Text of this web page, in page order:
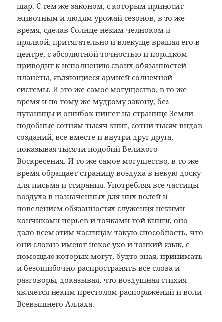
шар. С тем же законом, с которым приносит
животным и людям урожай сезонов, в то же
время, сделав Солнце неким челноком и
прялкой, притягательно и влекуще вращая его в
центре, с абсолютной точностью и порядком
приводит к исполнению своих обязанностей
планеты, являющиеся армией солнечной
системы. И это же самое могущество, в то же
время и по тому же мудрому закону, без
путаницы и ошибок пишет на странице Земли
подобные сотням тысяч книг, сотни тысяч видов
созданий, все вместе и внутри друг друга,
показывая тысячи подобий Великого
Воскресения. И то же самое могущество, в то же
время обращает страницу воздуха в некую доску
для письма и стирания. Употребляя все частицы
воздуха в назначенных для них волей и
повелением обязанностях служения некими
кончиками перьев и точками той книги, оно
дало всем этим частицам такую способность, что
они словно имеют некое ухо и тонкий язык, с
помощью которых могут, будто зная, принимать
и безошибочно распространять все слова и
разговоры, доказывая, что воздушная стихия
является неким престолом распоряжений и воли
Всевышнего Аллаха.